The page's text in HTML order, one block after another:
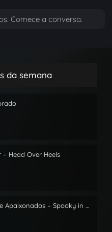
Comece a conversa.
da semana
Head Over Heels
Assustadoramente Apaixonados – Spooky in Love